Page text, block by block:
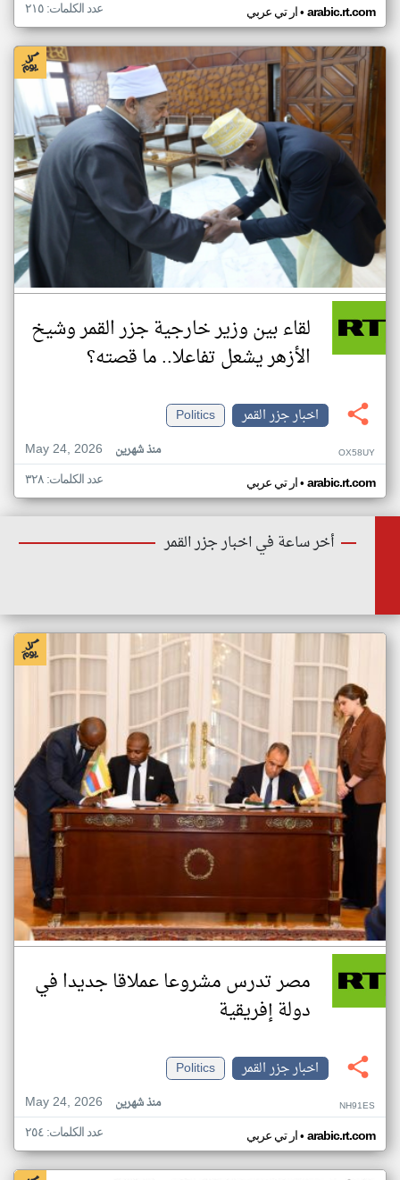
ار تي عربي• arabic.rt.com عدد الكلمات: ٢١٥
لقاء بين وزير خارجية جزر القمر وشيخ
الأزهر يشعل تفاعلا.. ما قصته؟
اخبار جزر القمر
Politics
May 24, 2026
منذ شهرين OX58UY
ار تي عربي• arabic.rt.com عدد الكلمات: ٣٢٨
أخر ساعة في اخبار جزر القمر
مصر تدرس مشروعا عملاقا جديدا في
دولة إفريقية
اخبار جزر القمر
Politics
May 24, 2026
منذ شهرين NH91ES
ار تي عربي• arabic.rt.com عدد الكلمات: ٢٥٤